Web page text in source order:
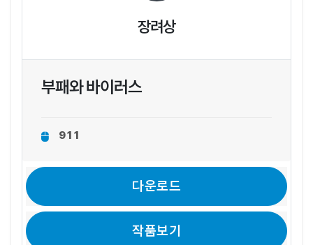
장려상
부패와 바이러스
911
다운로드
작품보기